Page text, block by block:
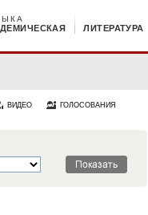
ЛИТЕРАТУРА
ВИДЕО ГОЛОСОВАНИЯ